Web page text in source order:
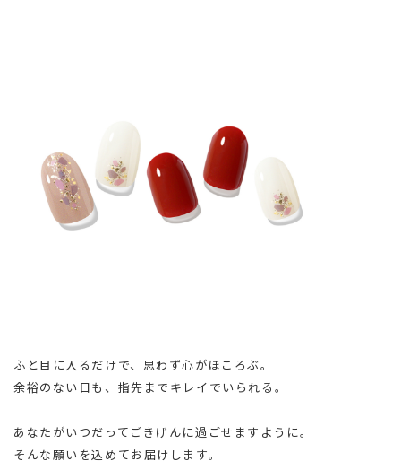
ふと目に入るだけで、思わず心がほころぶ。
余裕のない日も、指先までキレイでいられる。
あなたがいつだってごきげんに過ごせますように。
そんな願いを込めてお届けします。